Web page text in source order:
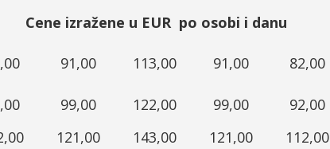
Cene izražene u EUR po osobi i danu
91,00 113,00 91,00 82,00
99,00 122,00 99,00 92,00
121,00 143,00 121,00 112,00